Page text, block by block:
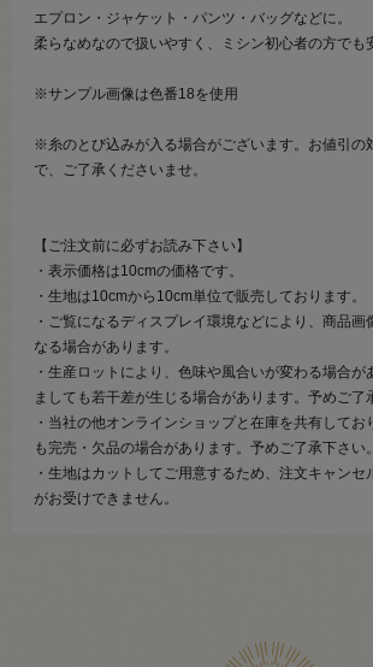
エプロン・ジャケット・パンツ・バッグなどに。
柔らなめなので扱いやすく、ミシン初心者の方でも
※サンプル画像は色番18を使用
※糸のとび込みが入る場合がございます。お値引の
で、ご了承くださいませ。
【ご注文前に必ずお読み下さい】
・表示価格は10cmの価格です。
・生地は10cmから10cm単位で販売しております。
・ご覧になるディスプレイ環境などにより、商品画
なる場合があります。
・生産ロットにより、色味や風合いが変わる場合が
ましても若干差が生じる場合があります。予めご了
・当社の他オンラインショップと在庫を共有してお
も完売・欠品の場合があります。予めご了承下さい。
・生地はカットしてご用意するため、注文キャンセ
がお受けできません。